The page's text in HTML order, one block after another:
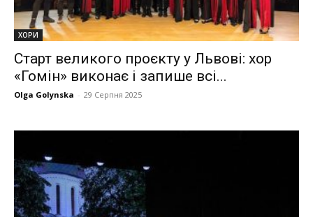
ХОРИ
Старт великого проєкту у Львові: хор
«Гомін» виконає і запише всі...
Olga Golynska - 29 Серпня 2025